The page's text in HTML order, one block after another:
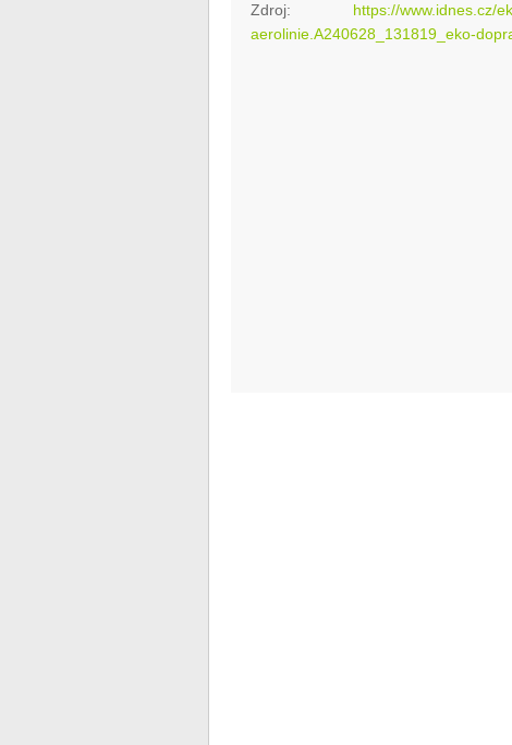
Zdroj: https://www.idnes.cz/
aerolinie.A240628_131819_eko-